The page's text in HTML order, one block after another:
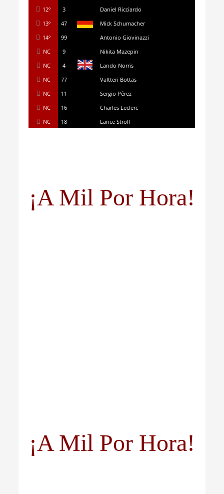
12º
3
Daniel Ricciardo
13º
47
Mick Schumacher
14º
99
Antonio Giovinazzi
NC
9
Nikita Mazepin
NC
4
Lando Norris
NC
77
Valtteri Bottas
NC
11
Sergio Pérez
NC
16
Charles Leclerc
NC
18 Lance Stroll
¡A Mil Por Hora!
¡A Mil Por Hora!